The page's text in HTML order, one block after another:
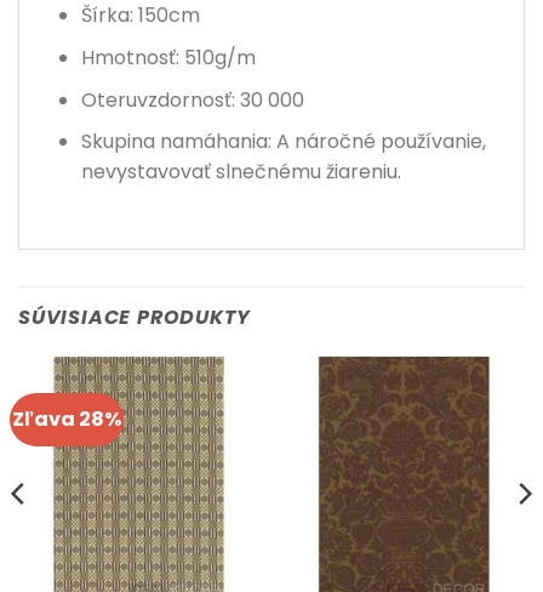
Šírka: 150cm
Hmotnosť: 510g/m
Oteruvzdornosť: 30 000
Skupina namáhania: A náročné používanie,
nevystavovať slnečnému žiareniu.
SÚVISIACE PRODUKTY
Zľava 28%